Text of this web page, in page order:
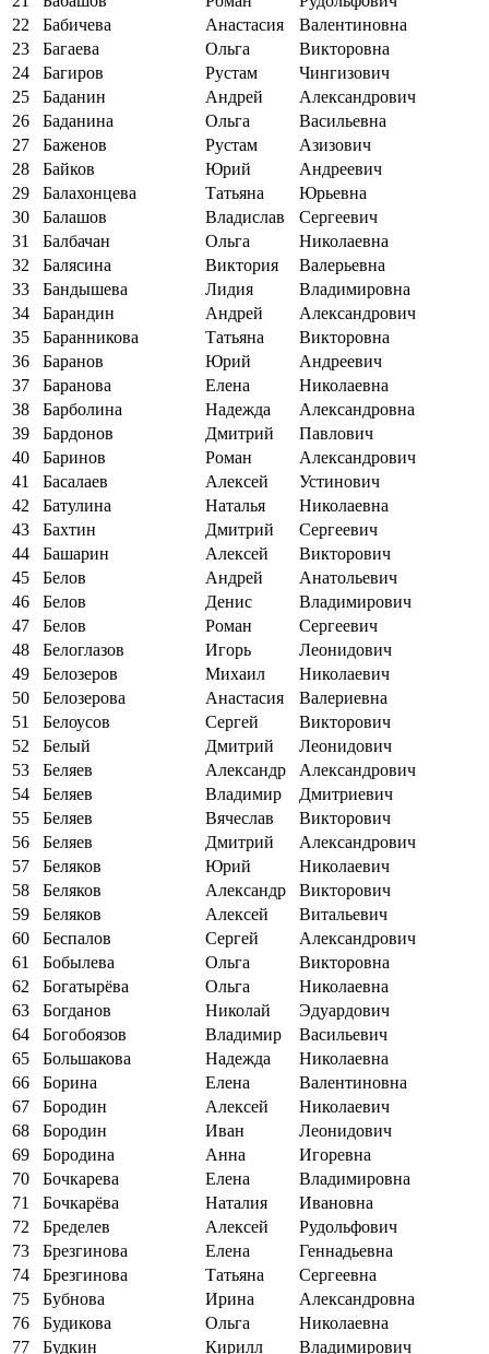
22
Бабичева Анастасия
Валентиновна
23
Багаева Ольга
Викторовна
24
Багиров Рустам
Чингизович
25
Баданин Андрей
Александрович
26
Баданина Ольга
Васильевна
27
Баженов Рустам
Азизович
28
Байков Юрий
Андреевич
29
Балахонцева Татьяна
Юрьевна
30
Балашов Владислав
Сергеевич
31
Балбачан Ольга
Николаевна
32
Балясина Виктория
Валерьевна
33
Бандышева Лидия
Владимировна
34
Барандин Андрей
Александрович
35
Баранникова Татьяна
Викторовна
36
Баранов Юрий
Андреевич
37
Баранова Елена
Николаевна
38
Барболина Надежда
Александровна
39
Бардонов Дмитрий
Павлович
40
Баринов Роман
Александрович
41
Басалаев Алексей
Устинович
42
Батулина Наталья
Николаевна
43
Бахтин Дмитрий
Сергеевич
44
Башарин Алексей
Викторович
45
Белов Андрей
Анатольевич
46
Белов Денис
Владимирович
47
Белов Роман
Сергеевич
48
Белоглазов Игорь
Леонидович
49
Белозеров Михаил
Николаевич
50
Белозерова Анастасия
Валериевна
51
Белоусов Сергей
Викторович
52
Белый Дмитрий
Леонидович
53
Беляев Александр
Александрович
54
Беляев Владимир
Дмитриевич
55
Беляев Вячеслав
Викторович
56
Беляев Дмитрий
Александрович
57
Беляков Юрий
Николаевич
58
Беляков Александр
Викторович
59
Беляков Алексей
Витальевич
60
Беспалов Сергей
Александрович
61
Бобылева Ольга
Викторовна
62
Богатырёва Ольга
Николаевна
63
Богданов Николай
Эдуардович
64
Богобоязов Владимир
Васильевич
65
Большакова Надежда
Николаевна
66
Борина Елена
Валентиновна
67
Бородин Алексей
Николаевич
68
Бородин Иван
Леонидович
69
Бородина Анна
Игоревна
70
Бочкарева Елена
Владимировна
71
Бочкарёва Наталия
Ивановна
72
Бределев Алексей
Рудольфович
73
Брезгинова Елена
Геннадьевна
74
Брезгинова Татьяна
Сергеевна
75
Бубнова Ирина
Александровна
76
Будикова Ольга
Николаевна
77
Будкин Кирилл
Владимирович